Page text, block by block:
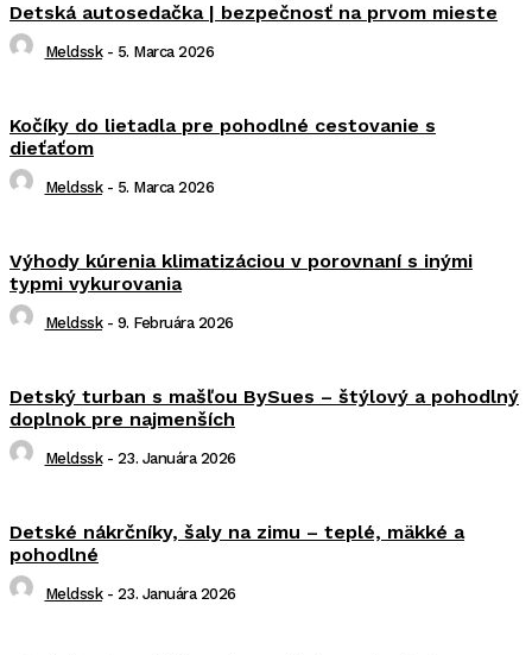
Detská autosedačka | bezpečnosť na prvom mieste
Meldssk - 5. Marca 2026
Kočíky do lietadla pre pohodlné cestovanie s
dieťaťom
Meldssk - 5. Marca 2026
Výhody kúrenia klimatizáciou v porovnaní s inými
typmi vykurovania
Meldssk - 9. Februára 2026
Detský turban s mašľou BySues – štýlový a pohodlný
doplnok pre najmenších
Meldssk - 23. Januára 2026
Detské nákrčníky, šaly na zimu – teplé, mäkké a
pohodlné
Meldssk - 23. Januára 2026